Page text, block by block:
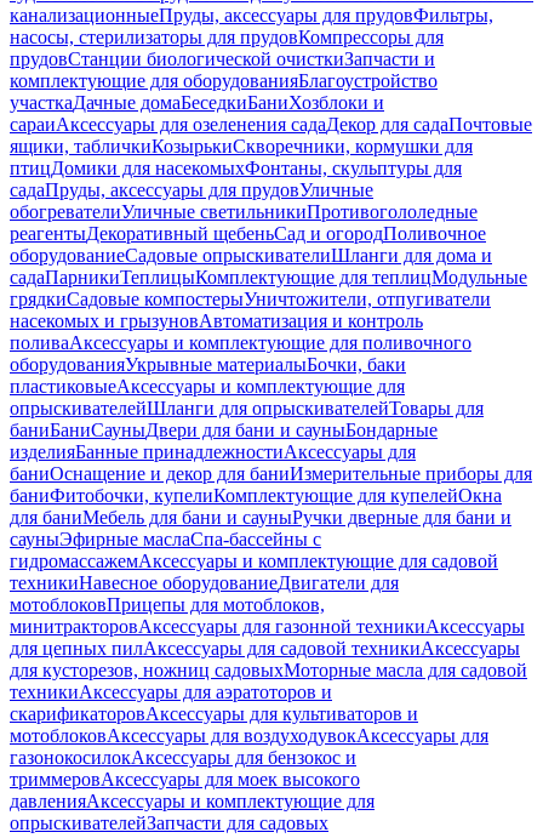
канализационныеПруды, аксессуары для прудовФильтры,
насосы, стерилизаторы для прудовКомпрессоры для
прудовСтанции биологической очисткиЗапчасти и
комплектующие для оборудованияБлагоустройство
участкаДачные домаБеседкиБаниХозблоки и
сараиАксессуары для озеленения садаДекор для садаПочтовые
ящики, табличкиКозырькиСкворечники, кормушки для
птицДомики для насекомыхФонтаны, скульптуры для
садаПруды, аксессуары для прудовУличные
обогревателиУличные светильникиПротивогололедные
реагентыДекоративный щебеньСад и огородПоливочное
оборудованиеСадовые опрыскивателиШланги для дома и
садаПарникиТеплицыКомплектующие для теплицМодульные
грядкиСадовые компостерыУничтожители, отпугиватели
насекомых и грызуновАвтоматизация и контроль
поливаАксессуары и комплектующие для поливочного
оборудованияУкрывные материалыБочки, баки
пластиковыеАксессуары и комплектующие для
опрыскивателейШланги для опрыскивателейТовары для
баниБаниСауныДвери для бани и сауныБондарные
изделияБанные принадлежностиАксессуары для
баниОснащение и декор для баниИзмерительные приборы для
баниФитобочки, купелиКомплектующие для купелейОкна
для баниМебель для бани и сауныРучки дверные для бани и
сауныЭфирные маслаСпа-бассейны с
гидромассажемАксессуары и комплектующие для садовой
техникиНавесное оборудованиеДвигатели для
мотоблоковПрицепы для мотоблоков,
минитракторовАксессуары для газонной техникиАксессуары
для цепных пилАксессуары для садовой техникиАксессуары
для кусторезов, ножниц садовыхМоторные масла для садовой
техникиАксессуары для аэратоторов и
скарификаторовАксессуары для культиваторов и
мотоблоковАксессуары для воздуходувокАксессуары для
газонокосилокАксессуары для бензокос и
триммеровАксессуары для моек высокого
давленияАксессуары и комплектующие для
опрыскивателейЗапчасти для садовых